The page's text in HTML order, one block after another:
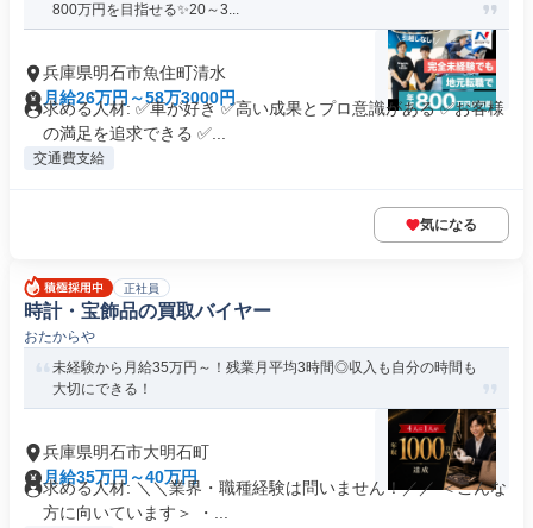
800万円を目指せる✨20～3...
兵庫県明石市魚住町清水
月給26万円～58万3000円
求める人材: ✅車が好き ✅高い成果とプロ意識がある ✅お客様
の満足を追求できる ✅...
交通費支給
気になる
正社員
時計・宝飾品の買取バイヤー
おたからや
未経験から月給35万円～！残業月平均3時間◎収入も自分の時間も
大切にできる！
兵庫県明石市大明石町
月給35万円～40万円
求める人材: ＼＼業界・職種経験は問いません！／／ ＜こんな
方に向いています＞ ・...